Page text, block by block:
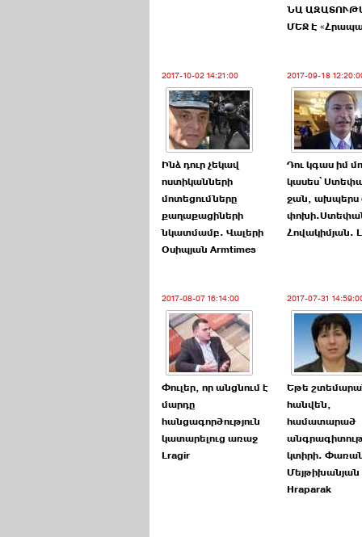
ՆԱ
ՄԵՋ Է
2017-10-02 14:21:00
Ինձ դուր չեկավ
ոստիկանների
մոտեցումները
քաղաքացիների
նկատմամբ. Վալերի
Օսիպյան Armtimes
2017-09-18
Դու կգաս իմ
կասես՝
ջան, ախպերս
Հովակիմյան.
2017-08-07 16:14:00
Փուլեր, որ անցնում է
մարդը
հանցագործություն
կատարելուց առաջ
Lragir
2017-07-31
Եթե
հանվեն,
համատարած
կտիրի.
Մեյթիխանյան
Hraparak